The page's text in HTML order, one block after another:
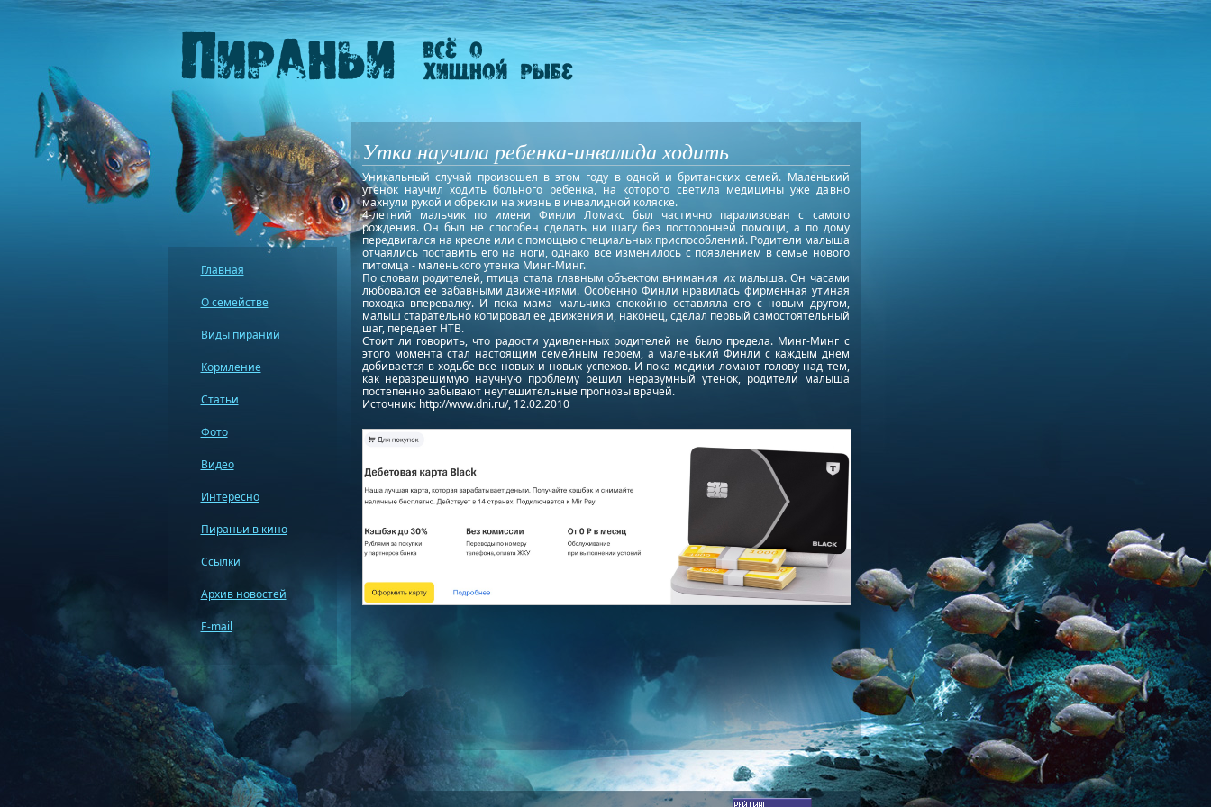
Утка научила ребенка-инвалида ходить
Уникальный случай произошел в этом году в одной и британских семей. Маленький
утенок научил ходить больного ребенка, на которого светила медицины уже давно
махнули рукой и обрекли на жизнь в инвалидной коляске.
4-летний мальчик по имени Финли Ломакс был частично парализован с самого
рождения. Он был не способен сделать ни шагу без посторонней помощи, а по дому
передвигался на кресле или с помощью специальных приспособлений. Родители малыша
отчаялись поставить его на ноги, однако все изменилось с появлением в семье нового
питомца - маленького утенка Минг-Минг.
По словам родителей, птица стала главным объектом внимания их малыша. Он часами
любовался ее забавными движениями. Особенно Финли нравилась фирменная утиная
походка вперевалку. И пока мама мальчика спокойно оставляла его с новым другом,
малыш старательно копировал ее движения и, наконец, сделал первый самостоятельный
шаг, передает НТВ.
Стоит ли говорить, что радости удивленных родителей не было предела. Минг-Минг с
этого момента стал настоящим семейным героем, а маленький Финли с каждым днем
добивается в ходьбе все новых и новых успехов. И пока медики ломают голову над тем,
как неразрешимую научную проблему решил неразумный утенок, родители малыша
постепенно забывают неутешительные прогнозы врачей.
Источник: http://www.dni.ru/, 12.02.2010
Главная
О семействе
Виды пираний
Кормление
Статьи
Фото
Видео
Интересно
Пираньи в кино
Ссылки
Архив новостей
E-mail